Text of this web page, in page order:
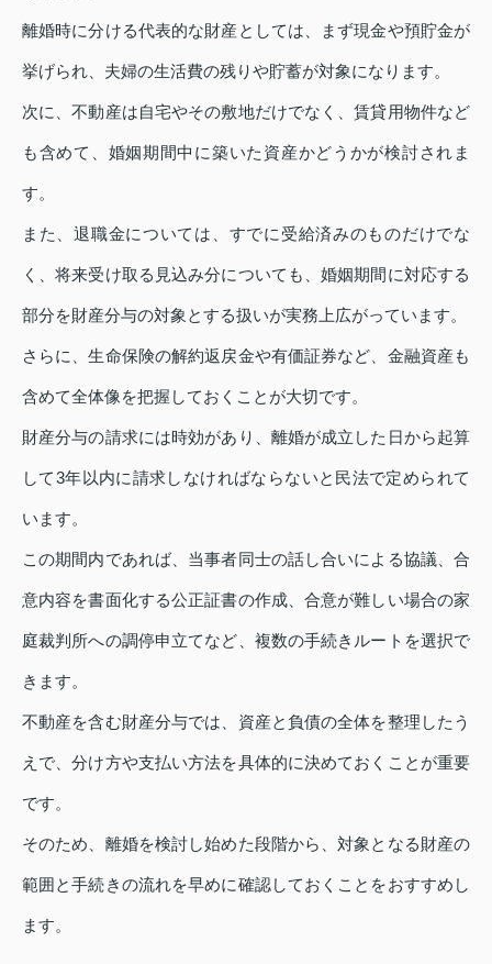
離婚時に分ける代表的な財産としては、まず現金や預貯金が
挙げられ、夫婦の生活費の残りや貯蓄が対象になります。
次に、不動産は自宅やその敷地だけでなく、賃貸用物件など
も含めて、婚姻期間中に築いた資産かどうかが検討されま
す。
また、退職金については、すでに受給済みのものだけでな
く、将来受け取る見込み分についても、婚姻期間に対応する
部分を財産分与の対象とする扱いが実務上広がっています。
さらに、生命保険の解約返戻金や有価証券など、金融資産も
含めて全体像を把握しておくことが大切です。
財産分与の請求には時効があり、離婚が成立した日から起算
して3年以内に請求しなければならないと民法で定められて
います。
この期間内であれば、当事者同士の話し合いによる協議、合
意内容を書面化する公正証書の作成、合意が難しい場合の家
庭裁判所への調停申立てなど、複数の手続きルートを選択で
きます。
不動産を含む財産分与では、資産と負債の全体を整理したう
えで、分け方や支払い方法を具体的に決めておくことが重要
です。
そのため、離婚を検討し始めた段階から、対象となる財産の
範囲と手続きの流れを早めに確認しておくことをおすすめし
ます。